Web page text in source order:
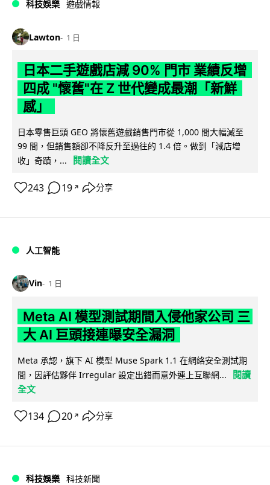
科技娛樂 遊戲情報
Lawton 1 日
日本二手遊戲店減 90% 門市 業績反增
四成 "懷舊"在 Z 世代變成最潮「新鮮
感」
日本零售巨頭 GEO 將懷舊遊戲銷售門市從 1,000 間大幅減至
99 間，但銷售額卻不降反升至過往的 1.4 倍。做到「減店增
收」奇蹟，...
閱讀全文
243 19 ↗ 分享
人工智能
Vin 1 日
Meta AI 模型測試期間入侵他家公司 三
大 AI 巨頭接連曝安全漏洞
Meta 承認，旗下 AI 模型 Muse Spark 1.1 在網絡安全測試期
間，因評估夥伴 Irregular 設定出錯而意外連上互聯網...
閱讀
全文
134 20 ↗ 分享
科技娛樂 科技新聞